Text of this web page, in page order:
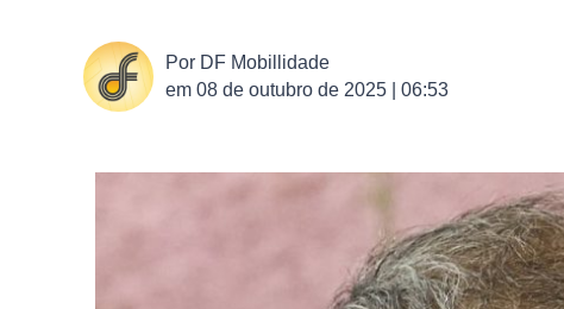
Por DF Mobillidade
em 08 de outubro de 2025 | 06:53